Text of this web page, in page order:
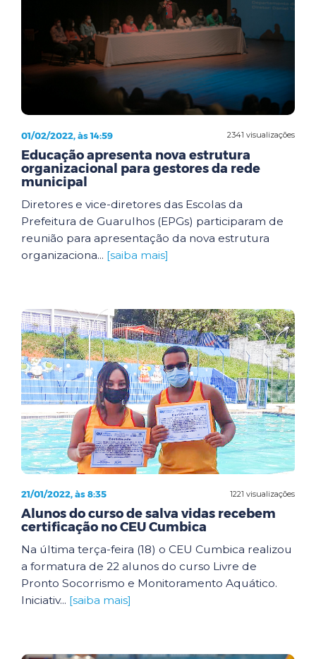
2341 visualizações
01/02/2022, às 14:59
Educação apresenta nova estrutura
organizacional para gestores da rede
municipal
Diretores e vice-diretores das Escolas da
Prefeitura de Guarulhos (EPGs) participaram de
reunião para apresentação da nova estrutura
organizaciona... [saiba mais]
1221 visualizações
21/01/2022, às 8:35
Alunos do curso de salva vidas recebem
certificação no CEU Cumbica
Na última terça-feira (18) o CEU Cumbica realizou
a formatura de 22 alunos do curso Livre de
Pronto Socorrismo e Monitoramento Aquático.
Iniciativ... [saiba mais]